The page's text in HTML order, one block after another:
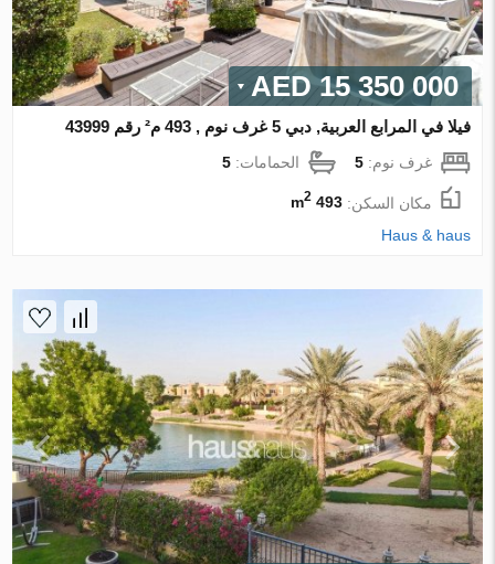
15 350 000 AED
فيلا في المرابع العربية, دبي 5 غرف نوم , 493 م² رقم 43999
غرف نوم:5 الحمامات:5
مكان السكن:493 m
2
Haus & haus